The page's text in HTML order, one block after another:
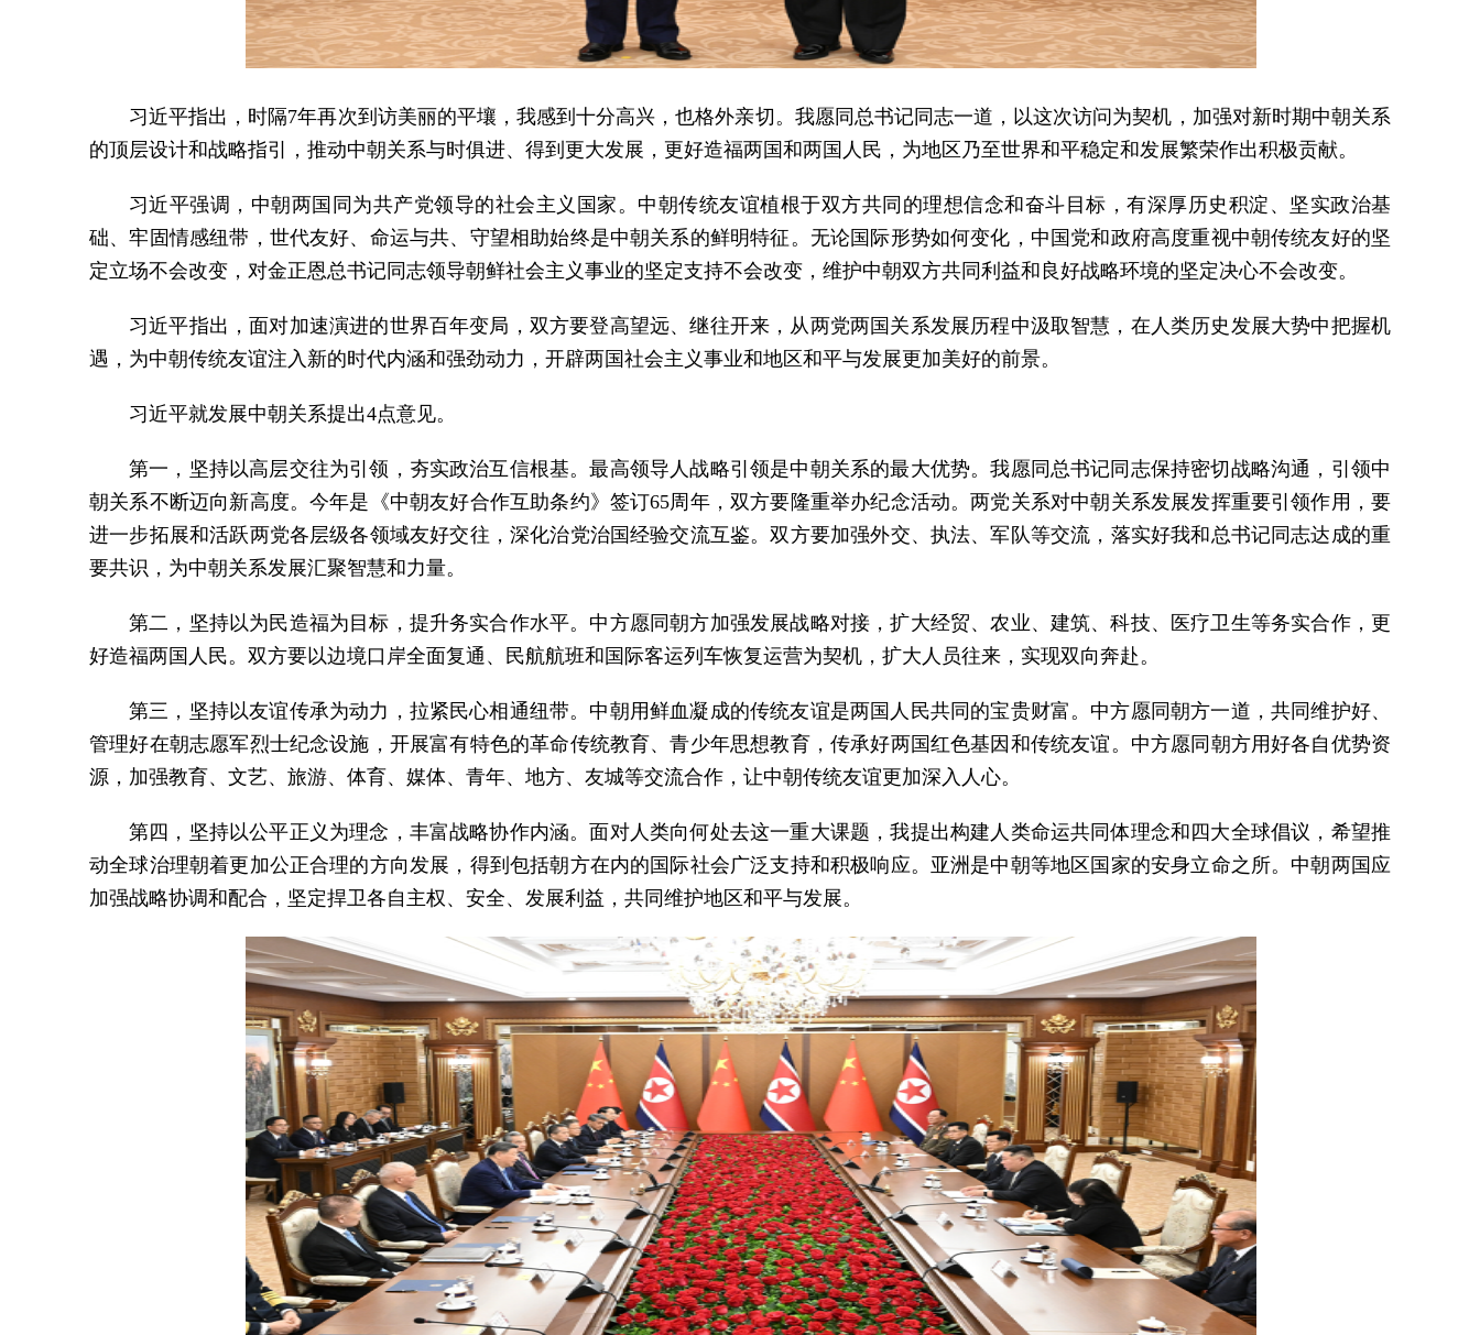
习近平指出，时隔7年再次到访美丽的平壤，我感到十分高兴，也格外亲切。我愿同总书记同志一道，以这次访问为契机，加强对新时期中朝关系
的顶层设计和战略指引，推动中朝关系与时俱进、得到更大发展，更好造福两国和两国人民，为地区乃至世界和平稳定和发展繁荣作出积极贡献。
习近平强调，中朝两国同为共产党领导的社会主义国家。中朝传统友谊植根于双方共同的理想信念和奋斗目标，有深厚历史积淀、坚实政治基
础、牢固情感纽带，世代友好、命运与共、守望相助始终是中朝关系的鲜明特征。无论国际形势如何变化，中国党和政府高度重视中朝传统友好的坚
定立场不会改变，对金正恩总书记同志领导朝鲜社会主义事业的坚定支持不会改变，维护中朝双方共同利益和良好战略环境的坚定决心不会改变。
习近平指出，面对加速演进的世界百年变局，双方要登高望远、继往开来，从两党两国关系发展历程中汲取智慧，在人类历史发展大势中把握机
遇，为中朝传统友谊注入新的时代内涵和强劲动力，开辟两国社会主义事业和地区和平与发展更加美好的前景。
习近平就发展中朝关系提出4点意见。
第一，坚持以高层交往为引领，夯实政治互信根基。最高领导人战略引领是中朝关系的最大优势。我愿同总书记同志保持密切战略沟通，引领中
朝关系不断迈向新高度。今年是《中朝友好合作互助条约》签订65周年，双方要隆重举办纪念活动。两党关系对中朝关系发展发挥重要引领作用，要
进一步拓展和活跃两党各层级各领域友好交往，深化治党治国经验交流互鉴。双方要加强外交、执法、军队等交流，落实好我和总书记同志达成的重
要共识，为中朝关系发展汇聚智慧和力量。
第二，坚持以为民造福为目标，提升务实合作水平。中方愿同朝方加强发展战略对接，扩大经贸、农业、建筑、科技、医疗卫生等务实合作，更
好造福两国人民。双方要以边境口岸全面复通、民航航班和国际客运列车恢复运营为契机，扩大人员往来，实现双向奔赴。
第三，坚持以友谊传承为动力，拉紧民心相通纽带。中朝用鲜血凝成的传统友谊是两国人民共同的宝贵财富。中方愿同朝方一道，共同维护好、
管理好在朝志愿军烈士纪念设施，开展富有特色的革命传统教育、青少年思想教育，传承好两国红色基因和传统友谊。中方愿同朝方用好各自优势资
源，加强教育、文艺、旅游、体育、媒体、青年、地方、友城等交流合作，让中朝传统友谊更加深入人心。
第四，坚持以公平正义为理念，丰富战略协作内涵。面对人类向何处去这一重大课题，我提出构建人类命运共同体理念和四大全球倡议，希望推
动全球治理朝着更加公正合理的方向发展，得到包括朝方在内的国际社会广泛支持和积极响应。亚洲是中朝等地区国家的安身立命之所。中朝两国应
加强战略协调和配合，坚定捍卫各自主权、安全、发展利益，共同维护地区和平与发展。